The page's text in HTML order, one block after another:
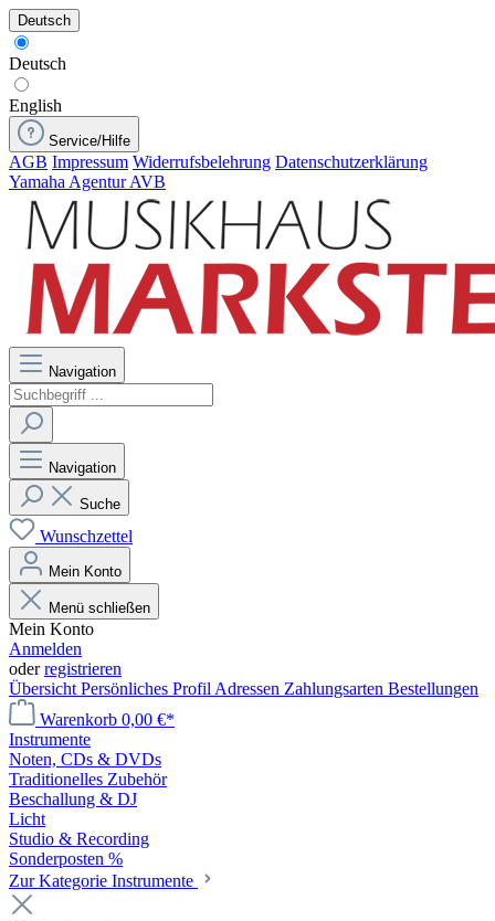
Deutsch
Deutsch
English
Service/Hilfe
AGB Impressum Widerrufsbelehrung Datenschutzerklärung
Yamaha Agentur AVB
Navigation
Navigation
Suche
Wunschzettel
Mein Konto
Menü schließen
Mein Konto
Anmelden
oderregistrieren
Übersicht Persönliches Profil Adressen Zahlungsarten Bestellungen
Warenkorb 0,00 €*
Instrumente
Noten, CDs & DVDs
Traditionelles Zubehör
Beschallung & DJ
Licht
Studio & Recording
Sonderposten %
Zur Kategorie Instrumente